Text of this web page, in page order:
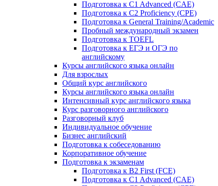
Подготовка к C1 Advanced (CAE)
Подготовка к C2 Proficiency (CPE)
Подготовка к General Training/Academic
Пробный международный экзамен
Подготовка к TOEFL
Подготовка к ЕГЭ и ОГЭ по
английскому
Курсы английского языка онлайн
Для взрослых
Общий курс английского
Курсы английского языка онлайн
Интенсивный курс английского языка
Курс разговорного английского
Разговорный клуб
Индивидуальное обучение
Бизнес английский
Подготовка к собеседованию
Корпоративное обучение
Подготовка к экзаменам
Подготовка к B2 First (FCE)
Подготовка к C1 Advanced (CAE)